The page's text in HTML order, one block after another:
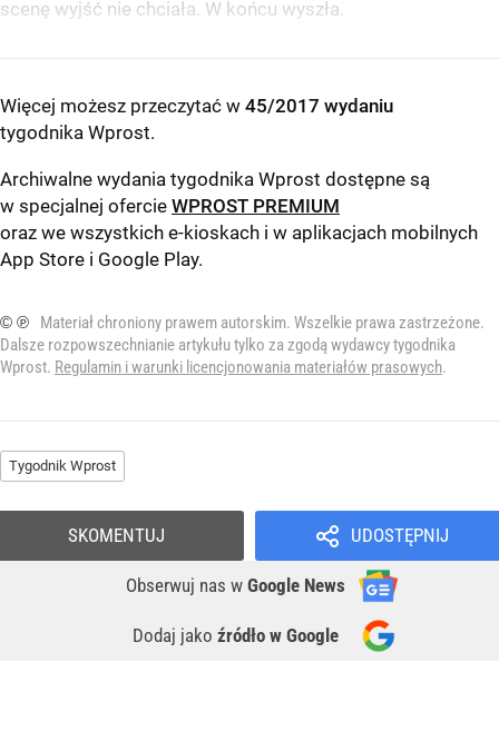
scenę wyjść nie chciała. W końcu wyszła.
Więcej możesz przeczytać w 45/2017 wydaniu
tygodnika Wprost.
Archiwalne wydania tygodnika Wprost dostępne są
w specjalnej ofercie WPROST PREMIUM
oraz we wszystkich e-kioskach i w aplikacjach mobilnych
App Store i Google Play.
© ℗
Materiał chroniony prawem autorskim. Wszelkie prawa zastrzeżone.
Dalsze rozpowszechnianie artykułu tylko za zgodą wydawcy tygodnika
Wprost. Regulamin i warunki licencjonowania materiałów prasowych.
Tygodnik Wprost
UDOSTĘPNIJ
Obserwuj nas w Google News
Dodaj jako źródło w Google
SKOMENTUJ